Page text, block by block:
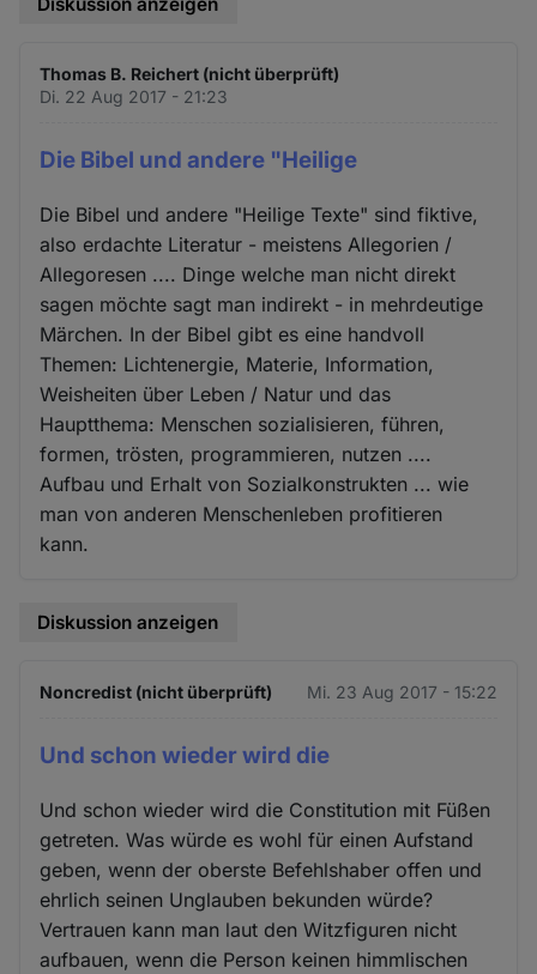
Thomas B. Reichert (nicht überprüft)
Di. 22 Aug 2017 - 21:23
Die Bibel und andere "Heilige
Die Bibel und andere "Heilige Texte" sind fiktive,
also erdachte Literatur - meistens Allegorien /
Allegoresen .... Dinge welche man nicht direkt
sagen möchte sagt man indirekt - in mehrdeutige
Märchen. In der Bibel gibt es eine handvoll
Themen: Lichtenergie, Materie, Information,
Weisheiten über Leben / Natur und das
Hauptthema: Menschen sozialisieren, führen,
formen, trösten, programmieren, nutzen ....
Aufbau und Erhalt von Sozialkonstrukten ... wie
man von anderen Menschenleben profitieren
kann.
Diskussion anzeigen
Noncredist (nicht überprüft) Mi. 23 Aug 2017 - 15:22
Und schon wieder wird die
Und schon wieder wird die Constitution mit Füßen
getreten. Was würde es wohl für einen Aufstand
geben, wenn der oberste Befehlshaber offen und
ehrlich seinen Unglauben bekunden würde?
Vertrauen kann man laut den Witzfiguren nicht
aufbauen, wenn die Person keinen himmlischen